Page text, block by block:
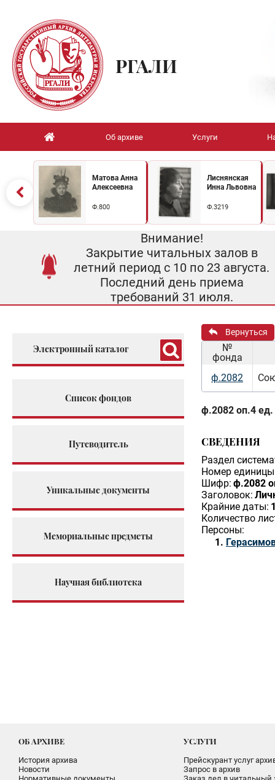
РГАЛИ
Об архиве Услуги
Матова Анна
Алексеевна
Ф.800
Лиснянская
Инна Львовна
Ф.3219
Внимание!
Закрытие читальных залов в
летний период с 10 по 23 августа.
Последний день приема
требований 31 июля.
Электронный каталог
Список фондов
Путеводитель
Уникальные документы
Мемориальные предметы
Научная библиотека
Вернуться
№
фонда
ф.2082
ф.2082 оп.4 ед.
СВЕДЕНИЯ
Раздел
Номер единицы
Шифр: ф.2082
Заголовок:
Крайние даты:
Количество
Персоны:
ОБ АРХИВЕ
История архива
Новости
УСЛУГИ
Прейскурант услуг
Запрос в архив